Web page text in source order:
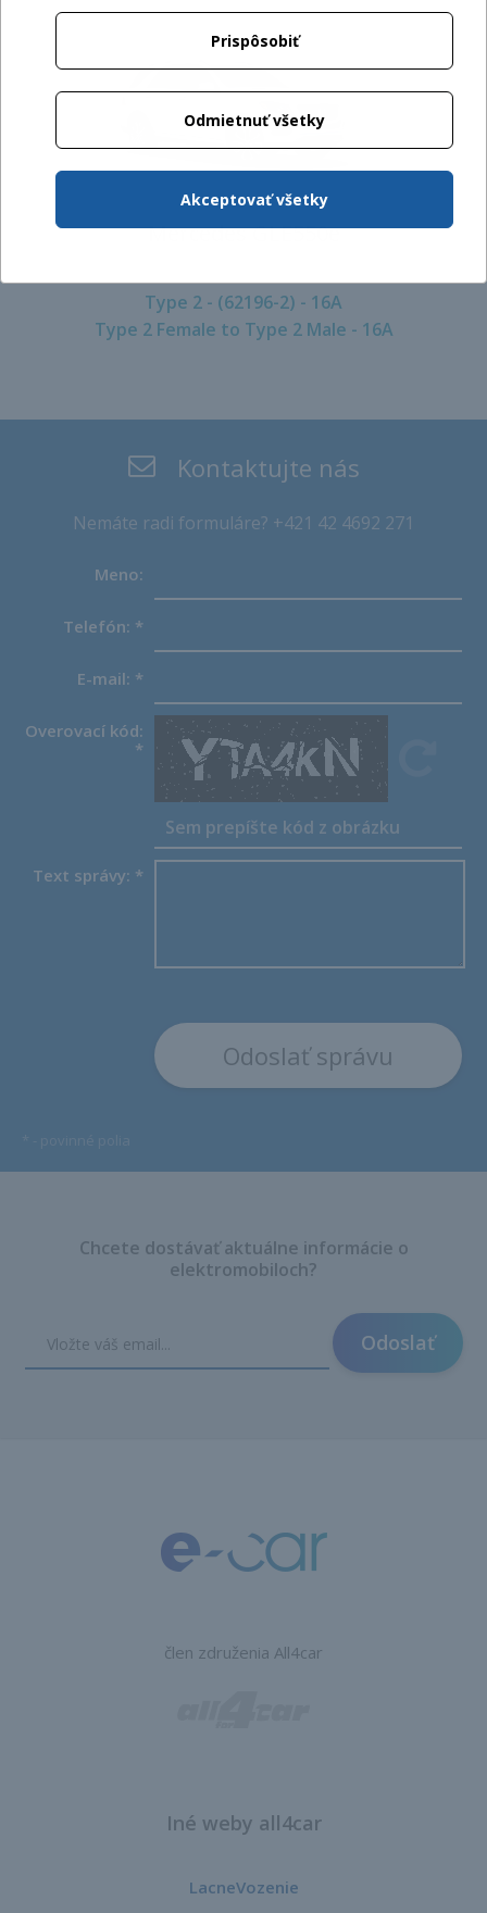
Mercedes GLE550e
Type 2 - (62196-2) - 16A
Type 2 Female to Type 2 Male - 16A
Kontaktujte nás
Nemáte radi formuláre? +421 42 4692 271
Meno:
Telefón: *
E-mail: *
Overovací kód:
*
Text správy: *
Chcete dostávať aktuálne informácie o
elektromobiloch?
Odoslať
člen združenia All4car
Iné weby all4car
LacneVozenie
Prispôsobiť
Odmietnuť všetky
Akceptovať všetky